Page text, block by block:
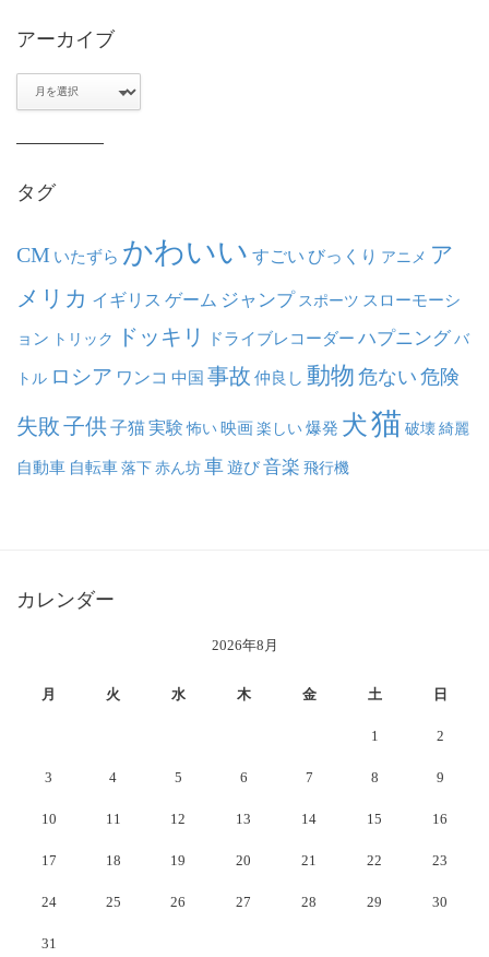
アーカイブ
タグ
CM いたずら かわいい すごい びっくり アニメ ア
メリカ イギリス ゲーム ジャンプ スポーツ スローモーシ
ョン トリック ドッキリ ドライブレコーダー ハプニング バ
トル ロシア ワンコ 中国 事故 仲良し 動物 危ない 危険
失敗子供子猫実験 怖い映画楽しい爆発 犬猫 破壊綺麗
自動車 自転車落下赤ん坊車遊び音楽 飛行機
カレンダー
2026年8月
月 火 水 木 金 土 日
1 2
3 4 5 6 7 8 9
10 11 12 13 14 15 16
17 18 19 20 21 22 23
24 25 26 27 28 29 30
31